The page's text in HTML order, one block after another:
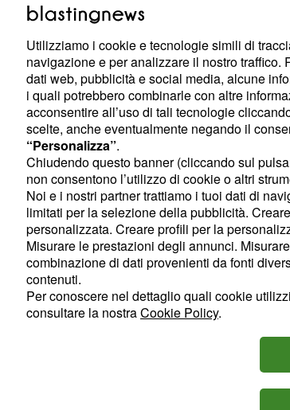
Poiché intrigono favorevole
e in sinergia con
Mercurio, Urano e Venere, spinge a vincere la
facendovi avviare qualcosa di davvero
l'amore. Cercate però di mettere a fuoco al
e le emozioni, prima d'indirizzare le energie
Toro:se Luna dal Sagittario crea un po'
Venere nel segno contrastano questo influsso
diradando l'apprensione ed elargendo un intuito
determinazione formidabili, utili per
se siete in pena per qualche
Utilizziamo i cookie e tecnologie simili di
navigazione e per analizzare il nostro
dati web, pubblicità e social media, alcune
i quali potrebbero combinarle con altre
acconsentire all’uso di tali tecnologie
scelte, anche eventualmente negando il
“Personalizza”.
Chiudendo questo banner (cliccando sul
non consentono l’utilizzo di cookie o altri
Noi e i nostri partner trattiamo i tuoi dati di
limitati per la selezione della pubblicità.
personalizzata. Creare profili per la
Misurare le prestazioni degli annunci.
combinazione di dati provenienti da fonti
contenuti.
Per conoscere nel dettaglio quali cookie
consultare la nostraCookie Policy.